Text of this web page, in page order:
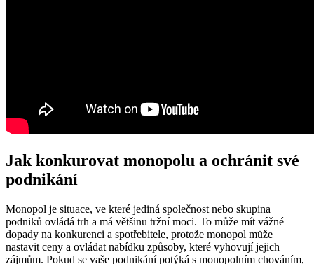
Jak konkurovat monopolu a ochránit své
podnikání
Monopol je situace, ve které jediná společnost nebo skupina
podniků ovládá trh a má většinu tržní moci. To může mít vážné
dopady na konkurenci a spotřebitele, protože monopol může
nastavit ceny a ovládat nabídku způsoby, které vyhovují jejich
zájmům. Pokud se vaše podnikání potýká s monopolním chováním,